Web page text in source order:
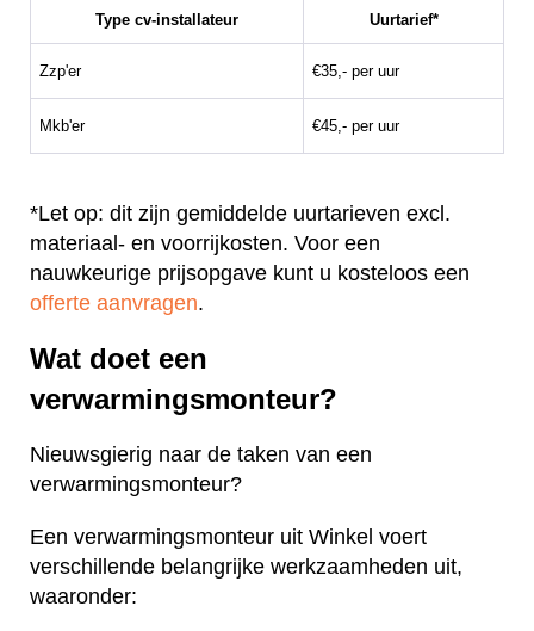
Type cv-installateur Uurtarief*
Zzp'er €35,- per uur
Mkb'er €45,- per uur
*Let op: dit zijn gemiddelde uurtarieven excl.
materiaal- en voorrijkosten. Voor een
nauwkeurige prijsopgave kunt u kosteloos een
offerte aanvragen.
Wat doet een
verwarmingsmonteur?
Nieuwsgierig naar de taken van een
verwarmingsmonteur?
Een verwarmingsmonteur uit Winkel voert
verschillende belangrijke werkzaamheden uit,
waaronder: